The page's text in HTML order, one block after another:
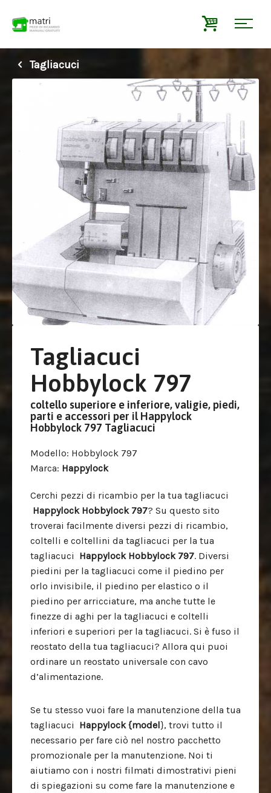
Tagliacuci
Tagliacuci
Hobbylock 797
coltello superiore e inferiore, valigie, piedi,
parti e accessori per il Happylock
Hobbylock 797 Tagliacuci
Modello: Hobbylock 797
Marca: Happylock
Cerchi pezzi di ricambio per la tua tagliacuci
Happylock Hobbylock 797? Su questo sito
troverai facilmente diversi pezzi di ricambio,
coltelli e coltellini da tagliacuci per la tua
tagliacuci Happylock Hobbylock 797. Diversi
piedini per la tagliacuci come il piedino per
orlo invisibile, il piedino per elastico o il
piedino per arricciature, ma anche tutte le
finezze di aghi per la tagliacuci e coltelli
inferiori e superiori per la tagliacuci. Si è fuso il
reostato della tua tagliacuci? Allora qui puoi
ordinare un reostato universale con cavo
d’alimentazione.
Se tu stesso vuoi fare la manutenzione della tua
tagliacuci Happylock {model}, trovi tutto il
necessario per fare ciò nel nostro pacchetto
promozionale per la manutenzione. Noi ti
aiutiamo con i nostri filmati dimostrativi pieni
di spiegazioni su come fare la manutenzione e